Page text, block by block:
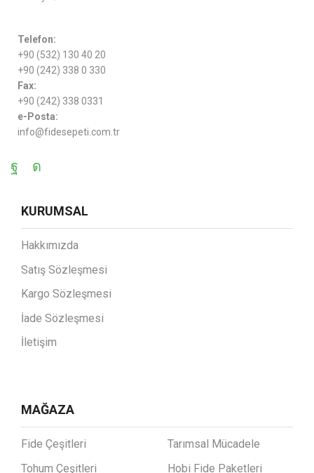
Telefon:
+90 (532) 130 40 20
+90 (242) 338 0 330
Fax:
+90 (242) 338 0331
e-Posta:
info@fidesepeti.com.tr
KURUMSAL
Hakkımızda
Satış Sözleşmesi
Kargo Sözleşmesi
İade Sözleşmesi
İletişim
MAĞAZA
Fide Çeşitleri
Tohum Çeşitleri
Tarımsal Mücadele
Hobi Fide Paketleri